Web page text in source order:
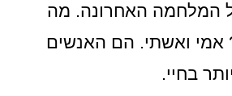
המלחמה האחרונה. מה
אמי ואשתי. הם האנשים
בחיי.